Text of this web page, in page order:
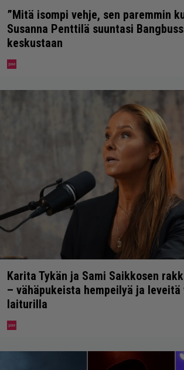
”Mitä isompi vehje, sen paremmin
Susanna Penttilä suuntasi
keskustaan
Karita Tykän ja Sami Saikkosen
– vähäpukeista hempeilyä ja
laiturilla